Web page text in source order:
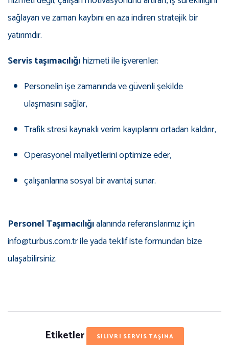
sağlayan ve zaman kaybını en aza indiren stratejik bir
yatırımdır.
Servis taşımacılığıhizmeti ile işverenler:
Personelin işe zamanında ve güvenli şekilde
ulaşmasını sağlar,
Trafik stresi kaynaklı verim kayıplarını ortadan kaldırır,
Operasyonel maliyetlerini optimize eder,
çalışanlarına sosyal bir avantaj sunar.
Personel Taşımacılığıalanında referanslarımız için
info@turbus.com.tr ile yada teklif iste formundan bize
ulaşabilirsiniz.
Etiketler SILIVRI SERVIS TAŞIMA